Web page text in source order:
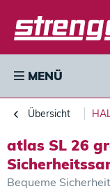
MENÜ
Übersicht
atlas SL 26
Bequeme